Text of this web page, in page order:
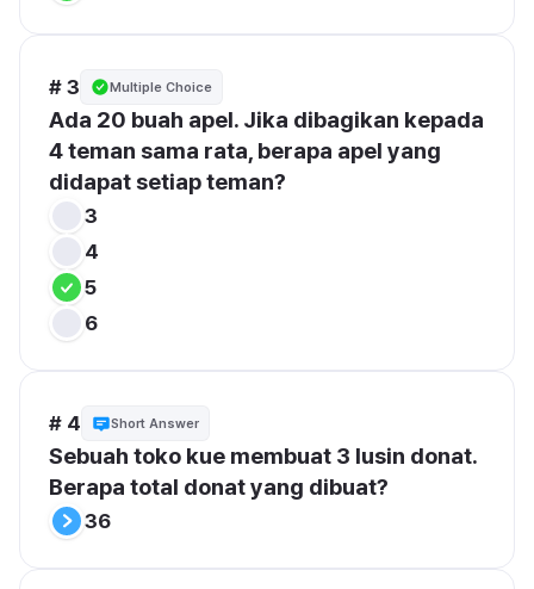
# 3 Multiple Choice
Ada 20 buah apel. Jika dibagikan kepada
4 teman sama rata, berapa apel yang
didapat setiap teman?
3
4
5
6
# 4 Short Answer
Sebuah toko kue membuat 3 lusin donat.
Berapa total donat yang dibuat?
36